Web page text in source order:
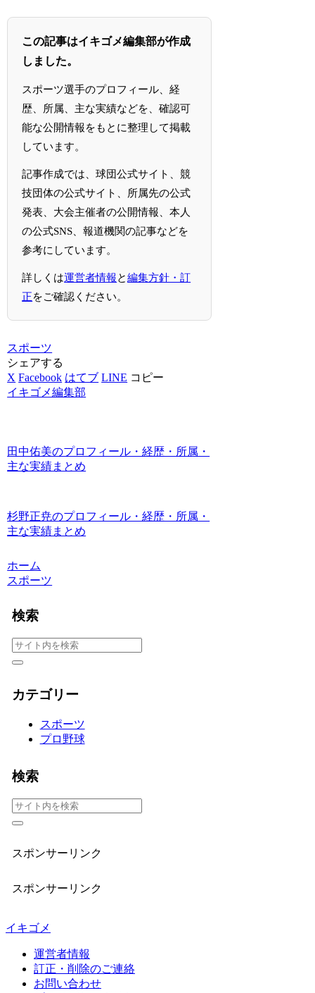
この記事はイキゴメ編集部が作成
しました。
スポーツ選手のプロフィール、経
歴、所属、主な実績などを、確認可
能な公開情報をもとに整理して掲載
しています。
記事作成では、球団公式サイト、競
技団体の公式サイト、所属先の公式
発表、大会主催者の公開情報、本人
の公式SNS、報道機関の記事などを
参考にしています。
詳しくは運営者情報と編集方針・訂
正をご確認ください。
スポーツ
シェアする
X Facebook はてブ LINE コピー
イキゴメ編集部
田中佑美のプロフィール・経歴・所属・
主な実績まとめ
杉野正尭のプロフィール・経歴・所属・
主な実績まとめ
ホーム
スポーツ
検索
カテゴリー
スポーツ
プロ野球
検索
スポンサーリンク
スポンサーリンク
イキゴメ
運営者情報
訂正・削除のご連絡
お問い合わせ